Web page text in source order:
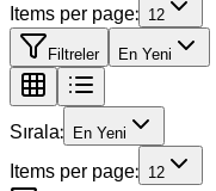
Items per page: 12
Filtreler En Yeni
Sırala: En Yeni
Items per page: 12